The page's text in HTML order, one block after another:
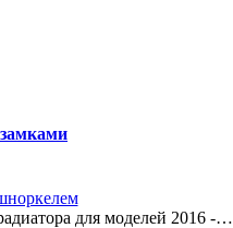
для моделей 2016 -…